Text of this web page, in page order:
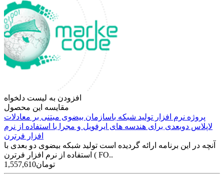
افزودن به لیست دلخواه
مقایسه این محصول
پروژه نرم افزار تولید شبکه باسازمان بیضوی مبتنی بر معادلات
لاپلاس دوبعدی برای هندسه های ایرفویل و مجرا با استفاده از نرم
افزار فرترن
آنچه در این برنامه ارائه گردیده است تولید شبکه بیضوی دو بعدی با
استفاده از نرم افزار فرترن ( FO..
1,557,610تومان